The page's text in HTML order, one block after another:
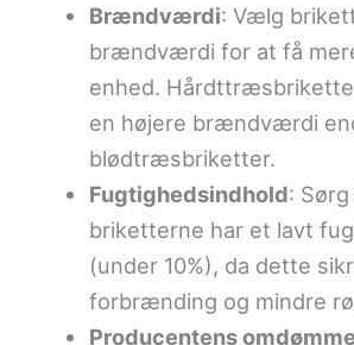
Brændværdi: Vælg
brændværdi for at få
enhed.
en højere brændværdi
blødtræsbriketter.
Fugtighedsindhold:
briketterne har et lavt
(under 10%), da dette
forbrænding og mindre
Producentens omdømme